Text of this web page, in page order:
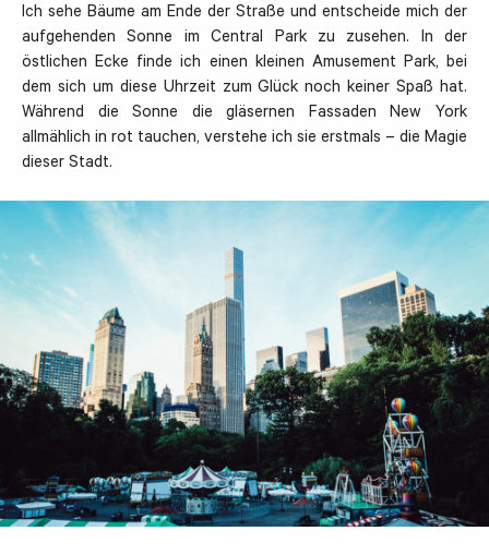
Ich sehe Bäume am Ende der Straße und entscheide mich der
aufgehenden Sonne im Central Park zu zusehen. In der
östlichen Ecke finde ich einen kleinen Amusement Park, bei
dem sich um diese Uhrzeit zum Glück noch keiner Spaß hat.
Während die Sonne die gläsernen Fassaden New York
allmählich in rot tauchen, verstehe ich sie erstmals – die Magie
dieser Stadt.